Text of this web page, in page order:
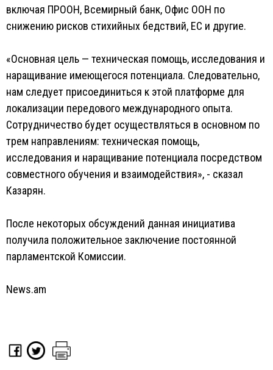
включая ПРООН, Всемирный банк, Офис ООН по
снижению рисков стихийных бедствий, ЕС и другие.
«Основная цель — техническая помощь, исследования и
наращивание имеющегося потенциала. Следовательно,
нам следует присоединиться к этой платформе для
локализации передового международного опыта.
Сотрудничество будет осуществляться в основном по
трем направлениям: техническая помощь,
исследования и наращивание потенциала посредством
совместного обучения и взаимодействия», - сказал
Казарян.
После некоторых обсуждений данная инициатива
получила положительное заключение постоянной
парламентской Комиссии.
News.am